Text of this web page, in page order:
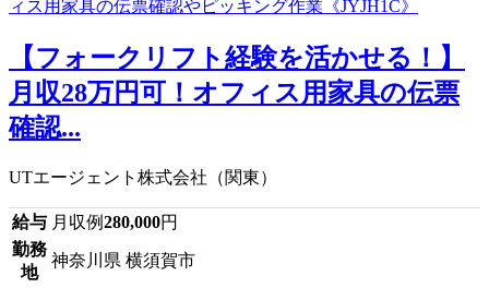
【フォークリフト経験を活かせる！】
月収28万円可！オフィス用家具の伝票
確認...
UTエージェント株式会社（関東）
給与 月収例280,000円
勤務
地
神奈川県 横須賀市